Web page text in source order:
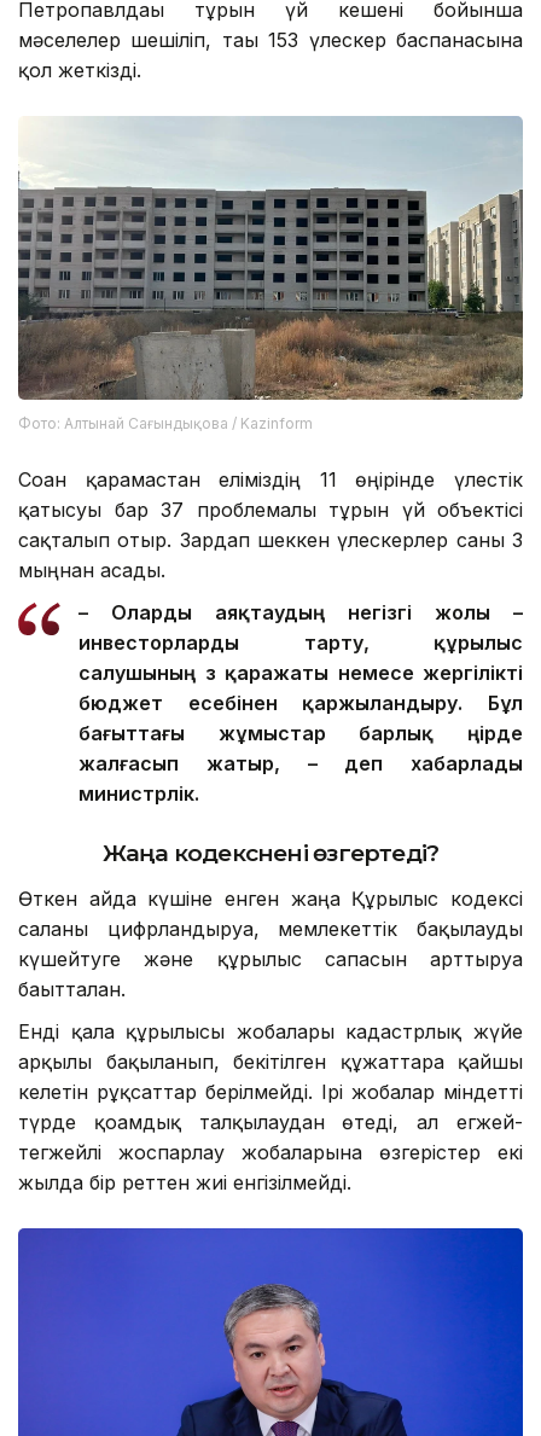
Петропавлдағы тұрғын үй кешені бойынша
мәселелер шешіліп, тағы 153 үлескер баспанасына
қол жеткізді.
Фото: Алтынай Сағындықова / Kazinform
Соған қарамастан еліміздің 11 өңірінде үлестік
қатысуы бар 37 проблемалы тұрғын үй объектісі
сақталып отыр. Зардап шеккен үлескерлер саны 3
мыңнан асады.
– Оларды аяқтаудың негізгі жолы –
инвесторларды тарту, құрылыс
салушының өз қаражаты немесе жергілікті
бюджет есебінен қаржыландыру. Бұл
бағыттағы жұмыстар барлық өңірде
жалғасып жатыр, – деп хабарлады
министрлік.
Жаңа кодекснені өзгертеді?
Өткен айда күшіне енген жаңа Құрылыс кодексі
саланы цифрландыруға, мемлекеттік бақылауды
күшейтуге және құрылыс сапасын арттыруға
бағытталған.
Енді қала құрылысы жобалары кадастрлық жүйе
арқылы бақыланып, бекітілген құжаттарға қайшы
келетін рұқсаттар берілмейді. Ірі жобалар міндетті
түрде қоғамдық талқылаудан өтеді, ал егжей-
тегжейлі жоспарлау жобаларына өзгерістер екі
жылда бір реттен жиі енгізілмейді.